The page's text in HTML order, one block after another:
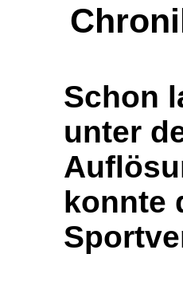
Schon
unter
konnte
Sport